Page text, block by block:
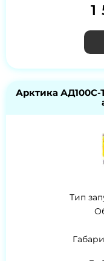
1
Арктика АД100С-
Тип